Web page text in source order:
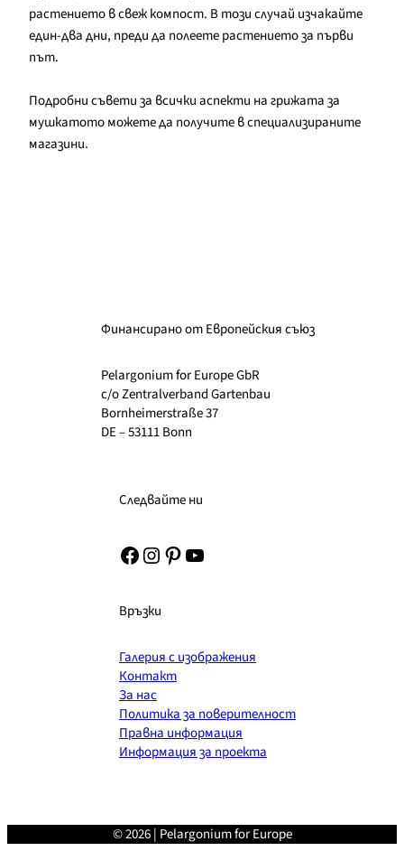
растението в свеж компост. В този случай изчакайте
един-два дни, преди да полеете растението за първи
път.
Подробни съвети за всички аспекти на грижата за
мушкатото можете да получите в специализираните
магазини.
Финансирано от Европейския съюз
Pelargonium for Europe GbR
c/o Zentralverband Gartenbau
Bornheimerstraße 37
DE – 53111 Bonn
Следвайте ни
Facebook
Instagram
Pinterest
YouTube
Връзки
Галерия с изображения
Контакт
За нас
Политика за поверителност
Правна информация
Информация за проекта
© 2026 | Pelargonium for Europe